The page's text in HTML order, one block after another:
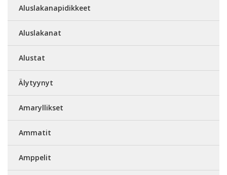
Aluslakanapidikkeet
Aluslakanat
Alustat
Älytyynyt
Amaryllikset
Ammatit
Amppelit